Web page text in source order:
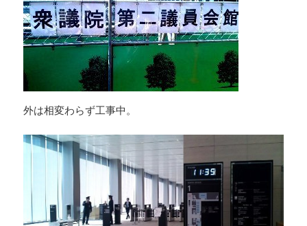
外は相変わらず工事中。